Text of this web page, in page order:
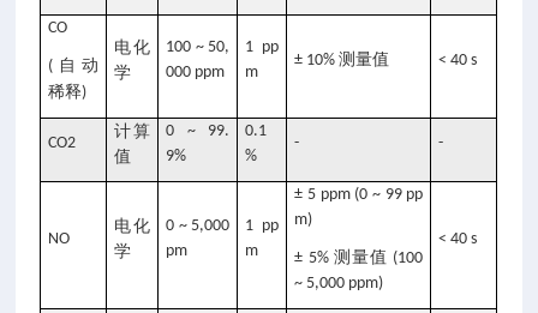
CO
( 自动
稀释)
电化
学
100 ~ 50,
000 ppm
1 pp
m
± 10%测量值 < 40 s
CO2
计算
值
0 ~ 99.
9%
0.1
%
- -
NO
电化
学
0 ~ 5,000
pm
1 pp
m
± 5 ppm (0 ~ 99 pp
m)
± 5% 测量值 (100
~ 5,000 ppm)
< 40 s